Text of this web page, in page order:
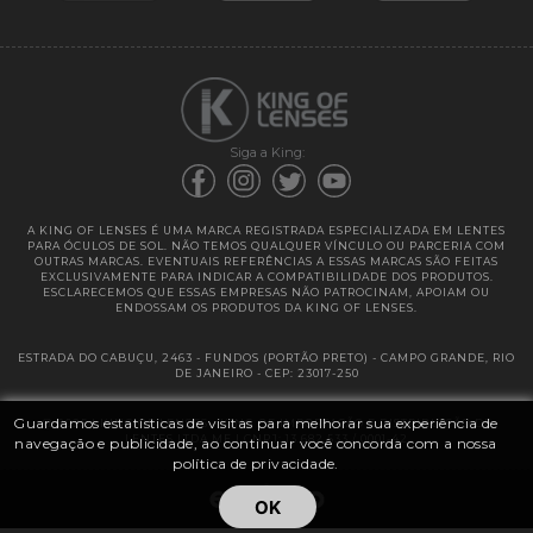
Guardamos estatísticas de visitas para melhorar sua experiência de
navegação e publicidade, ao continuar você concorda com a nossa
política de privacidade.
OK
Siga a King:
A KING OF LENSES É UMA MARCA REGISTRADA ESPECIALIZADA EM LENTES
PARA ÓCULOS DE SOL. NÃO TEMOS QUALQUER VÍNCULO OU PARCERIA COM
OUTRAS MARCAS. EVENTUAIS REFERÊNCIAS A ESSAS MARCAS SÃO FEITAS
EXCLUSIVAMENTE PARA INDICAR A COMPATIBILIDADE DOS PRODUTOS.
ESCLARECEMOS QUE ESSAS EMPRESAS NÃO PATROCINAM, APOIAM OU
ENDOSSAM OS PRODUTOS DA KING OF LENSES.
ESTRADA DO CABUÇU, 2463 - FUNDOS (PORTÃO PRETO) - CAMPO GRANDE, RIO
DE JANEIRO - CEP: 23017-250
@ 2025 | KING OF LENSES - KING OF IMPORTAÇÃO E DISTRIBUIÇÃO DE
LENTES LTDA ME | CNPJ: 13.682.533 / 0001-42